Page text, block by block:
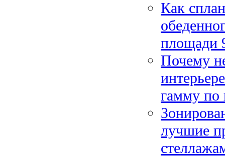
Как
площади
Почему
гамму по
лучшие